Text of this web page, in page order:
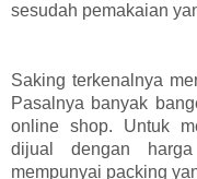
sesudah pemakaian
Saking terkenalnya
Pasalnya banyak
online shop. Untuk
dijual dengan
mempunyai packing